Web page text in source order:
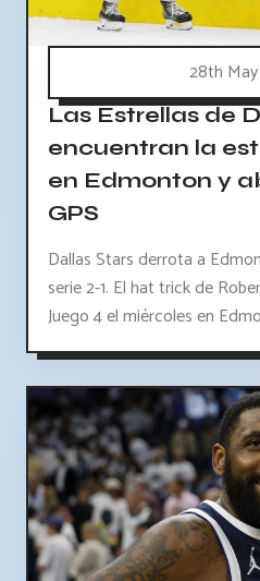
28th
Las Estrellas de
encuentran la
en Edmonton y
GPS
Dallas Stars derrota a
serie 2-1. El hat trick de
Juego 4 el miércoles en